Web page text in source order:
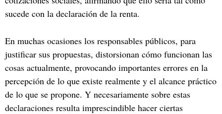
sucede con la declaración de la renta.
En muchas ocasiones los responsables públicos, para
justificar sus propuestas, distorsionan cómo funcionan las
cosas actualmente, provocando importantes errores en la
percepción de lo que existe realmente y el alcance práctico
de lo que se propone. Y necesariamente sobre estas
declaraciones resulta imprescindible hacer ciertas